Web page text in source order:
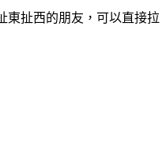
東扯西的朋友，可以直接拉